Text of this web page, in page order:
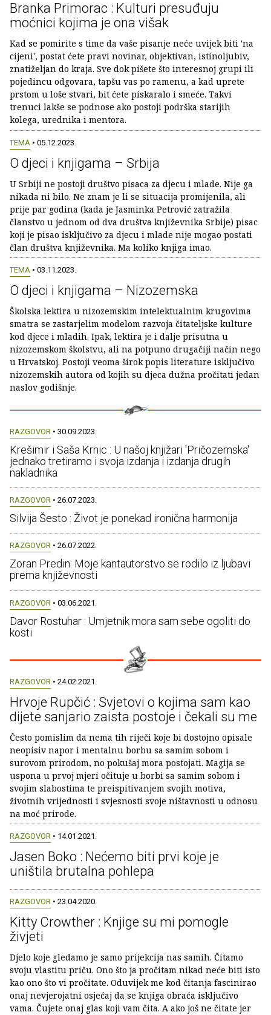
Branka Primorac : Kulturi presuđuju
moćnici kojima je ona višak
Kad se pomirite s time da vaše pisanje neće uvijek biti 'na
cijeni', postat ćete pravi novinar, objektivan, istinoljubiv,
znatiželjan do kraja. Sve dok pišete što interesnoj grupi ili
pojedincu odgovara, tapšu vas po ramenu, a kad uprete
prstom u loše stvari, bit ćete piskaralo i smeće. Takvi
trenuci lakše se podnose ako postoji podrška starijih
kolega, urednika i mentora.
TEMA • 05.12.2023.
O djeci i knjigama – Srbija
U Srbiji ne postoji društvo pisaca za djecu i mlade. Nije ga
nikada ni bilo. Ne znam je li se situacija promijenila, ali
prije par godina (kada je Jasminka Petrović zatražila
članstvo u jednom od dva društva književnika Srbije) pisac
koji je pisao isključivo za djecu i mlade nije mogao postati
član društva književnika. Ma koliko knjiga imao.
TEMA • 03.11.2023.
O djeci i knjigama – Nizozemska
Školska lektira u nizozemskim intelektualnim krugovima
smatra se zastarjelim modelom razvoja čitateljske kulture
kod djece i mladih. Ipak, lektira je i dalje prisutna u
nizozemskom školstvu, ali na potpuno drugačiji način nego
u Hrvatskoj. Postoji veoma širok popis literature isključivo
nizozemskih autora od kojih su djeca dužna pročitati jedan
naslov godišnje.
RAZGOVOR • 30.09.2023.
Krešimir i Saša Krnic : U našoj knjižari 'Pričozemska'
jednako tretiramo i svoja izdanja i izdanja drugih
nakladnika
RAZGOVOR • 26.07.2023.
Silvija Šesto : Život je ponekad ironična harmonija
RAZGOVOR • 26.07.2022.
Zoran Predin: Moje kantautorstvo se rodilo iz ljubavi
prema književnosti
RAZGOVOR • 03.06.2021.
Davor Rostuhar : Umjetnik mora sam sebe ogoliti do
kosti
RAZGOVOR • 24.02.2021.
Hrvoje Rupčić : Svjetovi o kojima sam kao
dijete sanjario zaista postoje i čekali su me
Često pomislim da nema tih riječi koje bi dostojno opisale
neopisiv napor i mentalnu borbu sa samim sobom i
surovom prirodom, no pokušaj mora postojati. Magija se
uspona u prvoj mjeri očituje u borbi sa samim sobom i
svojim slabostima te preispitivanjem svojih motiva,
životnih vrijednosti i svjesnosti svoje ništavnosti u odnosu
na moć prirode.
RAZGOVOR • 14.01.2021.
Jasen Boko : Nećemo biti prvi koje je
uništila brutalna pohlepa
RAZGOVOR • 23.04.2020.
Kitty Crowther : Knjige su mi pomogle
živjeti
Djelo koje gledamo je samo prijekcija nas samih. Čitamo
svoju vlastitu priču. Ono što ja pročitam nikad neće biti isto
kao ono što vi pročitate. Oduvijek me kod čitanja fascinirao
onaj nevjerojatni osjećaj da se knjiga obraća isključivo
vama. Čujete onaj glas koji vam čita. A ako još ne čitate jer